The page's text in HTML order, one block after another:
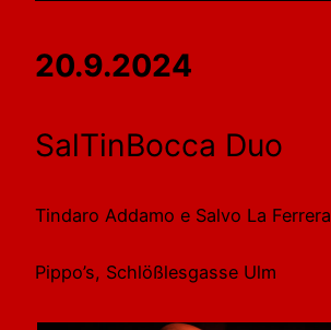
20.9.2024
SalTinBocca Duo
Tindaro Addamo e Salvo La Ferrera
Pippo’s, Schlößlesgasse Ulm